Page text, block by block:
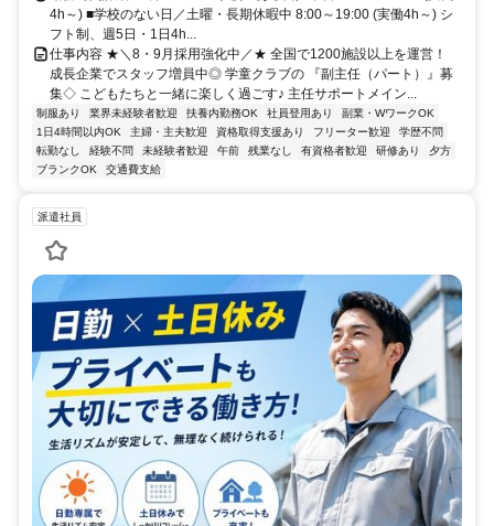
4h～) ■学校のない日／土曜・長期休暇中 8:00～19:00 (実働4h～) シ
フト制、週5日・1日4h...
仕事内容 ★＼8・9月採用強化中／★ 全国で1200施設以上を運営！
成長企業でスタッフ増員中◎ 学童クラブの 『副主任（パート）』募
集◇ こどもたちと一緒に楽しく過ごす♪ 主任サポートメイン...
制服あり 業界未経験者歓迎 扶養内勤務OK 社員登用あり
副業・WワークOK
1日4時間以内OK
主婦・主夫歓迎 資格取得支援あり フリーター歓迎
学歴不問
転勤なし
経験不問 未経験者歓迎 午前 残業なし 有資格者歓迎 研修あり
夕方
ブランクOK
交通費支給
派遣社員